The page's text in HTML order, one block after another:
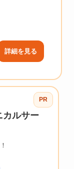
詳細を見る
PR
カルサー